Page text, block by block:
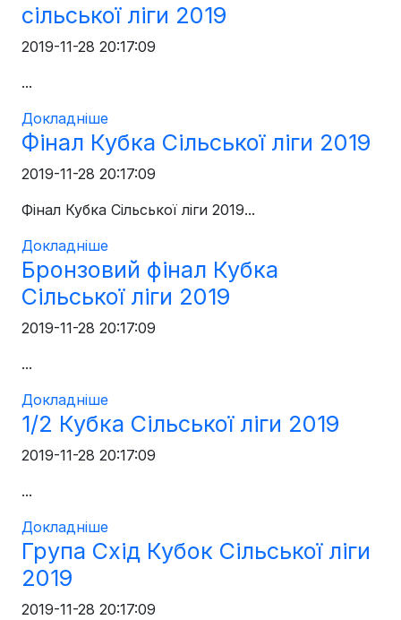
сільської ліги 2019
2019-11-28 20:17:09
...
Докладніше
Фінал Кубка Сільської ліги 2019
2019-11-28 20:17:09
Фінал Кубка Сільської ліги 2019...
Докладніше
Бронзовий фінал Кубка
Сільської ліги 2019
2019-11-28 20:17:09
...
Докладніше
1/2 Кубка Сільської ліги 2019
2019-11-28 20:17:09
...
Докладніше
Група Схід Кубок Сільської ліги
2019
2019-11-28 20:17:09